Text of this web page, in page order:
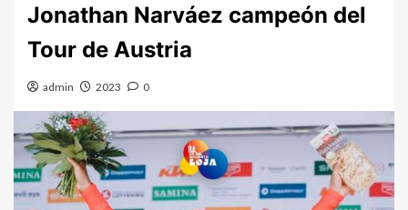
Jonathan Narváez campeón del
Tour de Austria
admin 2023 0